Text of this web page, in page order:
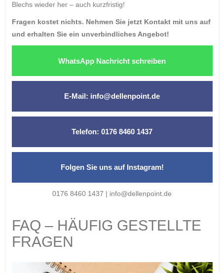
Blechs wieder her – auch kurzfristig!
Fragen kostet nichts. Nehmen Sie jetzt Kontakt mit uns auf
und erhalten Sie ein unverbindliches Angebot!
WhatsApp Nachricht schreiben
E-Mail: info@dellenpoint.de
Telefon: 0176 8460 1437
Folgen Sie uns auf Instagram!
0176 8460 1437 | info@dellenpoint.de
FAQ – HÄUFIG GESTELLTE
FRAGEN